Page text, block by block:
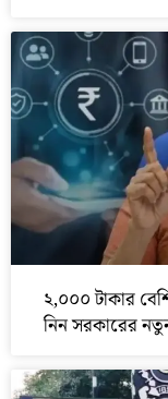
২,০০০ টাকার
নিন সরকারের